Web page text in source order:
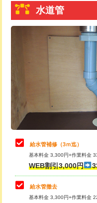
給水管工事※（ライニング
管・ポリ管・HT管使用/3
給水管工事※（ライニン
管・ポリ管・HT管使用/3
排水管工事（土の掘削・
排水管工事（排水管工事/3
排水管工事（追加 排水管
マス交換（土の掘削・埋
マス交換（深さ50㎝未満
マス交換（深さ50㎝以上）
トーラー機使用/3mまで
追加トーラー機使用/3m
止水・漏水調査・防水処
理・調整・分解・加工な
止水・漏水調査・防水処
理・調整・分解・加工な
止水・漏水調査・防水処
理・調整・分解・加工な
その他部品の脱着
水道管
給水管補修（3ｍ迄）
基本料金 3,300円+作業料金
WEB割引3,000円
給水管撤去
基本料金 3,300円+作業料金